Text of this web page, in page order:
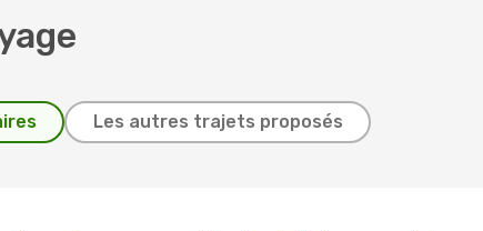
Les autres trajets proposés